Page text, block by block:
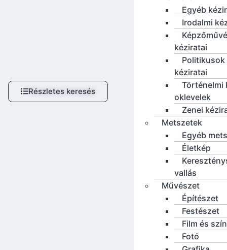
Részletes keresés
Egyéb
Irodalmi
kéziratai
Politikusok
kéziratai
Történelmi
oklevelek
Zenei
Metszetek
Egyéb
Életkép
vallás
Művészet
Építészet
Festészet
Film és
Fotó